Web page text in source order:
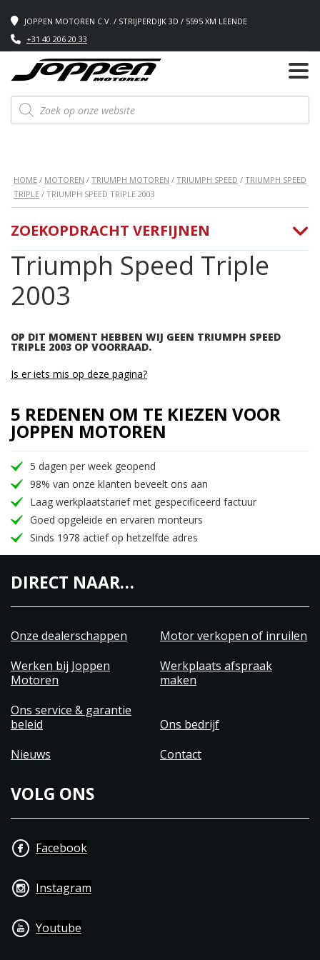
JOPPEN MOTOREN C.V. / STRIJPERDIJK 3D / 5595 XM LEENDE
+31 40 206 20 33
Producten
zoeken
HOME / MOTOREN / TRIUMPH MOTOREN / TRIUMPH SPEED / TRIUMPH SPEED
TRIPLE / TRIUMPH SPEED TRIPLE 2003
Triumph Speed Triple
2003
OP DIT MOMENT HEBBEN WIJ GEEN TRIUMPH SPEED
TRIPLE 2003 OP VOORRAAD.
ZOEKOPDRACHT VERFIJNEN
Is er iets mis op deze pagina?
5 REDENEN OM TE KIEZEN VOOR
JOPPEN MOTOREN
5 dagen per week geopend
98% van onze klanten beveelt ons aan
Laag werkplaatstarief met gespecificeerd factuur
Goed opgeleide en ervaren monteurs
Sinds 1978 actief op hetzelfde adres
DIRECT NAAR…
Onze dealerschappen
Motor verkopen of inruilen
Werken bij Joppen
Motoren
Werkplaats afspraak
maken
Ons service & garantie
beleid
Ons bedrijf
Nieuws
Contact
VOLG ONS
Facebook
Instagram
Youtube